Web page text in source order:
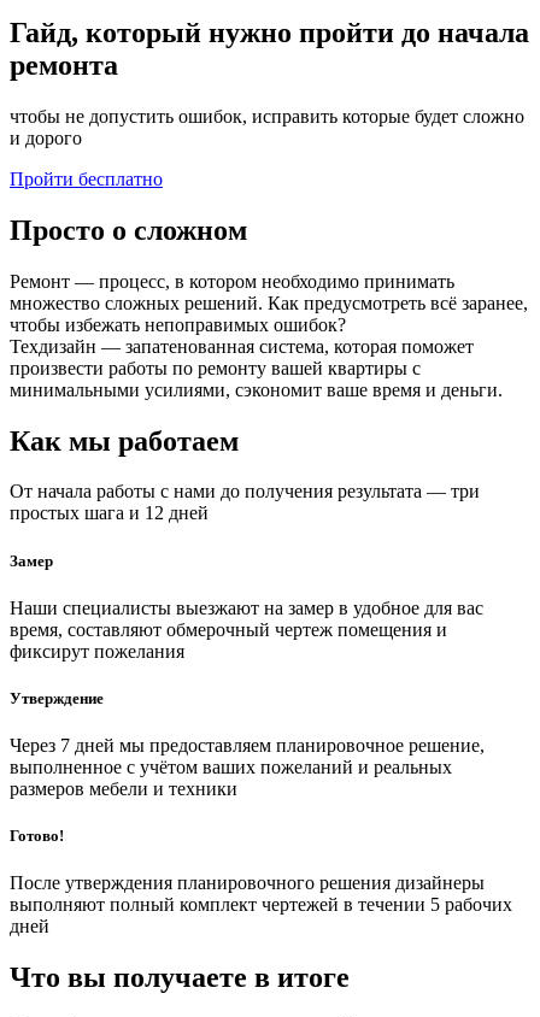
Гайд, который нужно пройти до начала
ремонта
чтобы не допустить ошибок, исправить которые будет сложно
и дорого
Пройти бесплатно
Просто о сложном
Ремонт — процесс, в котором необходимо принимать
множество сложных решений. Как предусмотреть всё заранее,
чтобы избежать непоправимых ошибок?
Техдизайн — запатенованная система, которая поможет
произвести работы по ремонту вашей квартиры с
минимальными усилиями, сэкономит ваше время и деньги.
Как мы работаем
От начала работы с нами до получения результата — три
простых шага и 12 дней
Замер
Наши специалисты выезжают на замер в удобное для вас
время, составляют обмерочный чертеж помещения и
фиксирут пожелания
Утверждение
Через 7 дней мы предоставляем планировочное решение,
выполненное с учётом ваших пожеланий и реальных
размеров мебели и техники
Готово!
После утверждения планировочного решения дизайнеры
выполняют полный комплект чертежей в течении 5 рабочих
дней
Что вы получаете в итоге